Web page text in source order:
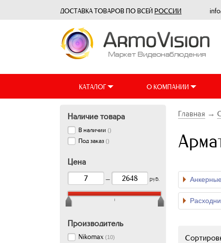
ДОСТАВКА ТОВАРОВ ПО ВСЕЙ РОССИИ
КАТАЛОГ О КОМПАНИИ
Наличие товара
В наличии ()
Под заказ ()
Цена
— руб.
Производитель
Nikomax (10)
Главная →